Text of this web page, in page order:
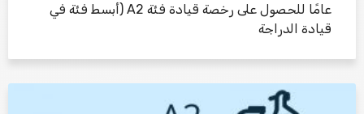
عامًا للحصول على رخصة قيادة فئة A2 (أبسط فئة في
قيادة الدراجة